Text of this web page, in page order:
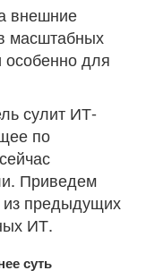
внешние
масштабных
для
сулит ИТ-
по
Приведем
предыдущих
ИТ.
суть